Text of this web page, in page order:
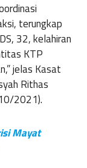
terungkap
32, kelahiran
KTP
jelas Kasat
Rithas
2021).
Mayat